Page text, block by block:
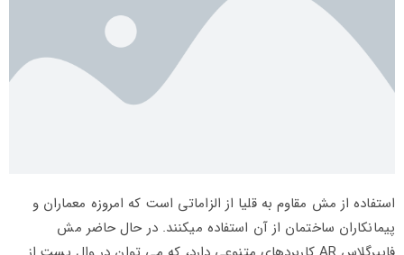
استفاده از مش مقاوم به قلیا از الزاماتی است که امروزه معماران و
پیمانکاران ساختمان از آن استفاده میکنند. در حال ‌حاضر مش